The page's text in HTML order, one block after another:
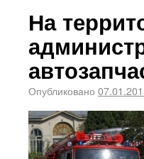
На
Опубликовано